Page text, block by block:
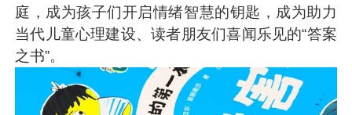
庭，成为孩子们开启情绪智慧的钥匙，成为助力
当代儿童心理建设、读者朋友们喜闻乐见的“答案
之书”。